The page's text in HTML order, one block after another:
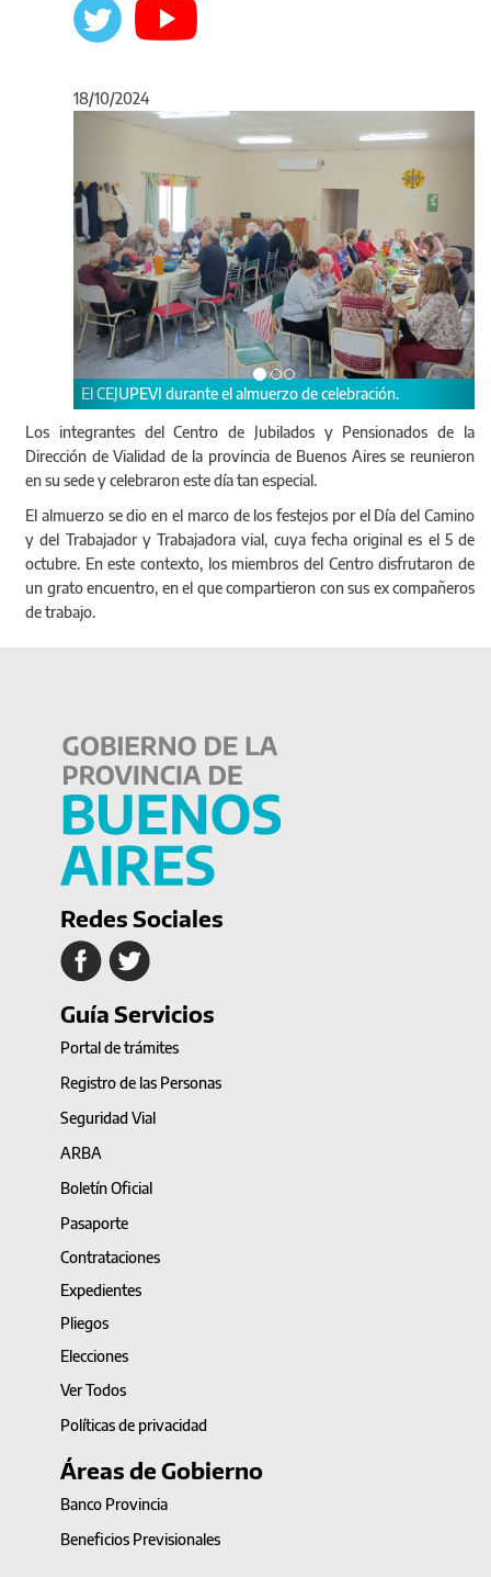
18/10/2024
El CEJUPEVI durante el almuerzo de celebración.
Anterior
Los integrantes del Centro de Jubilados y Pensionados de la
Dirección de Vialidad de la provincia de Buenos Aires se reunieron
en su sede y celebraron este día tan especial.
El almuerzo se dio en el marco de los festejos por el Día del Camino
y del Trabajador y Trabajadora vial, cuya fecha original es el 5 de
octubre. En este contexto, los miembros del Centro disfrutaron de
un grato encuentro, en el que compartieron con sus ex compañeros
de trabajo.
Redes Sociales
Guía Servicios
Portal de trámites
Registro de las Personas
Seguridad Vial
ARBA
Boletín Oficial
Pasaporte
Contrataciones
Expedientes
Pliegos
Elecciones
Ver Todos
Políticas de privacidad
Áreas de Gobierno
Banco Provincia
Beneficios Previsionales